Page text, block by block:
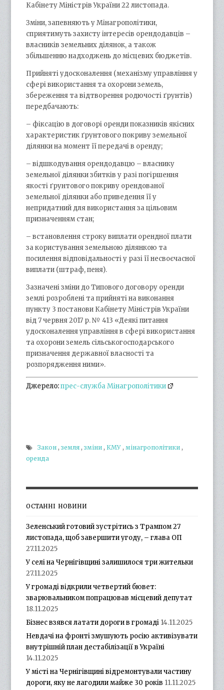
Кабінету Міністрів України 22 листопада.
Зміни, запевняють у Мінагрополітики,
сприятимуть захисту інтересів орендодавців –
власників земельних ділянок, а також
збільшенню надходжень до місцевих бюджетів.
Прийняті удосконалення (механізму управління у
сфері використання та охорони земель,
збереження та відтворення родючості ґрунтів)
передбачають:
– фіксацію в договорі оренди показників якісних
характеристик ґрунтового покриву земельної
ділянки на момент її передачі в оренду;
– відшкодування орендодавцю – власнику
земельної ділянки збитків у разі погіршення
якості ґрунтового покриву орендованої
земельної ділянки або приведення її у
непридатний для використання за цільовим
призначенням стан;
– встановлення строку виплати орендної плати
за користування земельною ділянкою та
посилення відповідальності у разі її несвоєчасної
виплати (штраф, пеня).
Зазначені зміни до Типового договору оренди
землі розроблені та прийняті на виконання
пункту 3 постанови Кабінету Міністрів України
від 7 червня 2017 р. № 413 «Деякі питання
удосконалення управління в сфері використання
та охорони земель сільськогосподарського
призначення державної власності та
розпорядження ними».
Джерело:прес-служба Мінагрополітики
Закон ,земля ,зміни ,КМУ ,мінагрополітики ,
оренда
ОСТАННІ НОВИНИ
Зеленський готовий зустрітись з Трампом 27
листопада, щоб завершити угоду, – глава ОП
27.11.2025
У селі на Чернігівщині залишилося три жительки
27.11.2025
У громаді відкрили четвертий бювет:
зварювальником попрацював місцевий депутат
18.11.2025
Бізнес взявся латати дороги в громаді 14.11.2025
Невдачі на фронті змушують росію активізувати
внутрішній план дестабілізації в Україні
14.11.2025
У місті на Чернігівщині відремонтували частину
дороги, яку не лагодили майже 30 років 11.11.2025